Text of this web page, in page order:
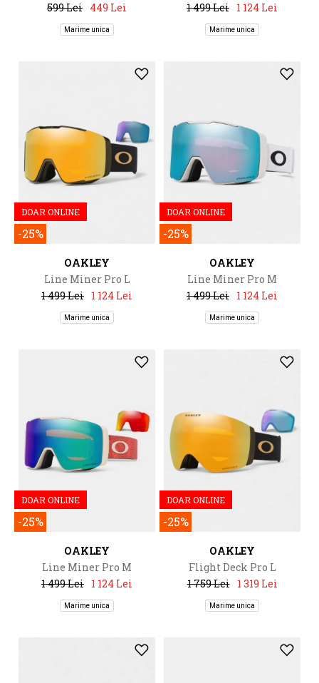
599 Lei 449 Lei
Marime unica
1 499 Lei 1 124 Lei
Marime unica
DOAR ONLINE
-25%
OAKLEY
Line Miner Pro L
1 499 Lei 1 124 Lei
Marime unica
DOAR ONLINE
-25%
OAKLEY
Line Miner Pro M
1 499 Lei 1 124 Lei
Marime unica
DOAR ONLINE
-25%
OAKLEY
Line Miner Pro M
1 499 Lei 1 124 Lei
Marime unica
DOAR ONLINE
-25%
OAKLEY
Flight Deck Pro L
1 759 Lei
1 319 Lei
Marime unica